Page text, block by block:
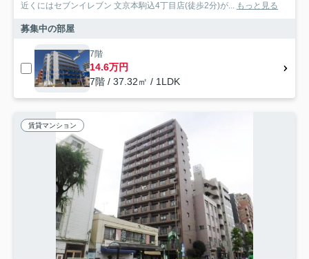
近くにはセブンイレブン 文京本駒込4丁目店(徒歩2分)が... もっと見る
募集中の部屋
7階
14.6万円
7階 / 37.32㎡ / 1LDK
賃貸マンション